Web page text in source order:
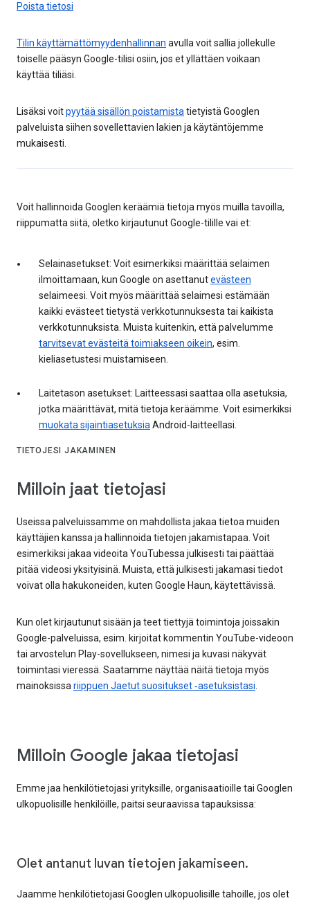
Poista tietosi
Tilin käyttämättömyydenhallinnan avulla voit sallia jollekulle
toiselle pääsyn Google-tilisi osiin, jos et yllättäen voikaan
käyttää tiliäsi.
Lisäksi voitpyytää sisällön poistamista tietyistä Googlen
palveluista siihen sovellettavien lakien ja käytäntöjemme
mukaisesti.
Voit hallinnoida Googlen keräämiä tietoja myös muilla tavoilla,
riippumatta siitä, oletko kirjautunut Google-tilille vai et:
Selainasetukset: Voit esimerkiksi määrittää selaimen
ilmoittamaan, kun Google on asettanutevästeen
selaimeesi. Voit myös määrittää selaimesi estämään
kaikki evästeet tietystä verkkotunnuksesta tai kaikista
verkkotunnuksista. Muista kuitenkin, että palvelumme
tarvitsevat evästeitä toimiakseen oikein, esim.
kieliasetustesi muistamiseen.
Laitetason asetukset: Laitteessasi saattaa olla asetuksia,
jotka määrittävät, mitä tietoja keräämme. Voit esimerkiksi
muokata sijaintiasetuksia Android-laitteellasi.
TIETOJESI JAKAMINEN
Milloin jaat tietojasi
Useissa palveluissamme on mahdollista jakaa tietoa muiden
käyttäjien kanssa ja hallinnoida tietojen jakamistapaa. Voit
esimerkiksi jakaa videoita YouTubessa julkisesti tai päättää
pitää videosi yksityisinä. Muista, että julkisesti jakamasi tiedot
voivat olla hakukoneiden, kuten Google Haun, käytettävissä.
Kun olet kirjautunut sisään ja teet tiettyjä toimintoja joissakin
Google-palveluissa, esim. kirjoitat kommentin YouTube-videoon
tai arvostelun Play-sovellukseen, nimesi ja kuvasi näkyvät
toimintasi vieressä. Saatamme näyttää näitä tietoja myös
mainoksissa riippuen Jaetut suositukset ‑asetuksistasi
Milloin Google jakaa tietojasi
Emme jaa henkilötietojasi yrityksille, organisaatioille tai Googlen
ulkopuolisille henkilöille, paitsi seuraavissa tapauksissa:
Olet antanut luvan tietojen jakamiseen.
Jaamme henkilötietojasi Googlen ulkopuolisille tahoille, jos olet